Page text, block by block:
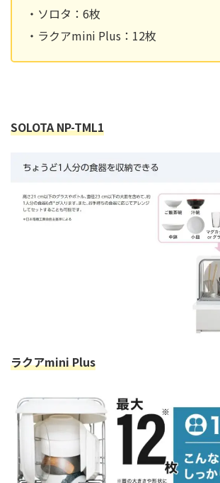
・ソロタ：6枚
・ラクアmini Plus：12枚
SOLOTA NP-TML1
ラクアmini Plus